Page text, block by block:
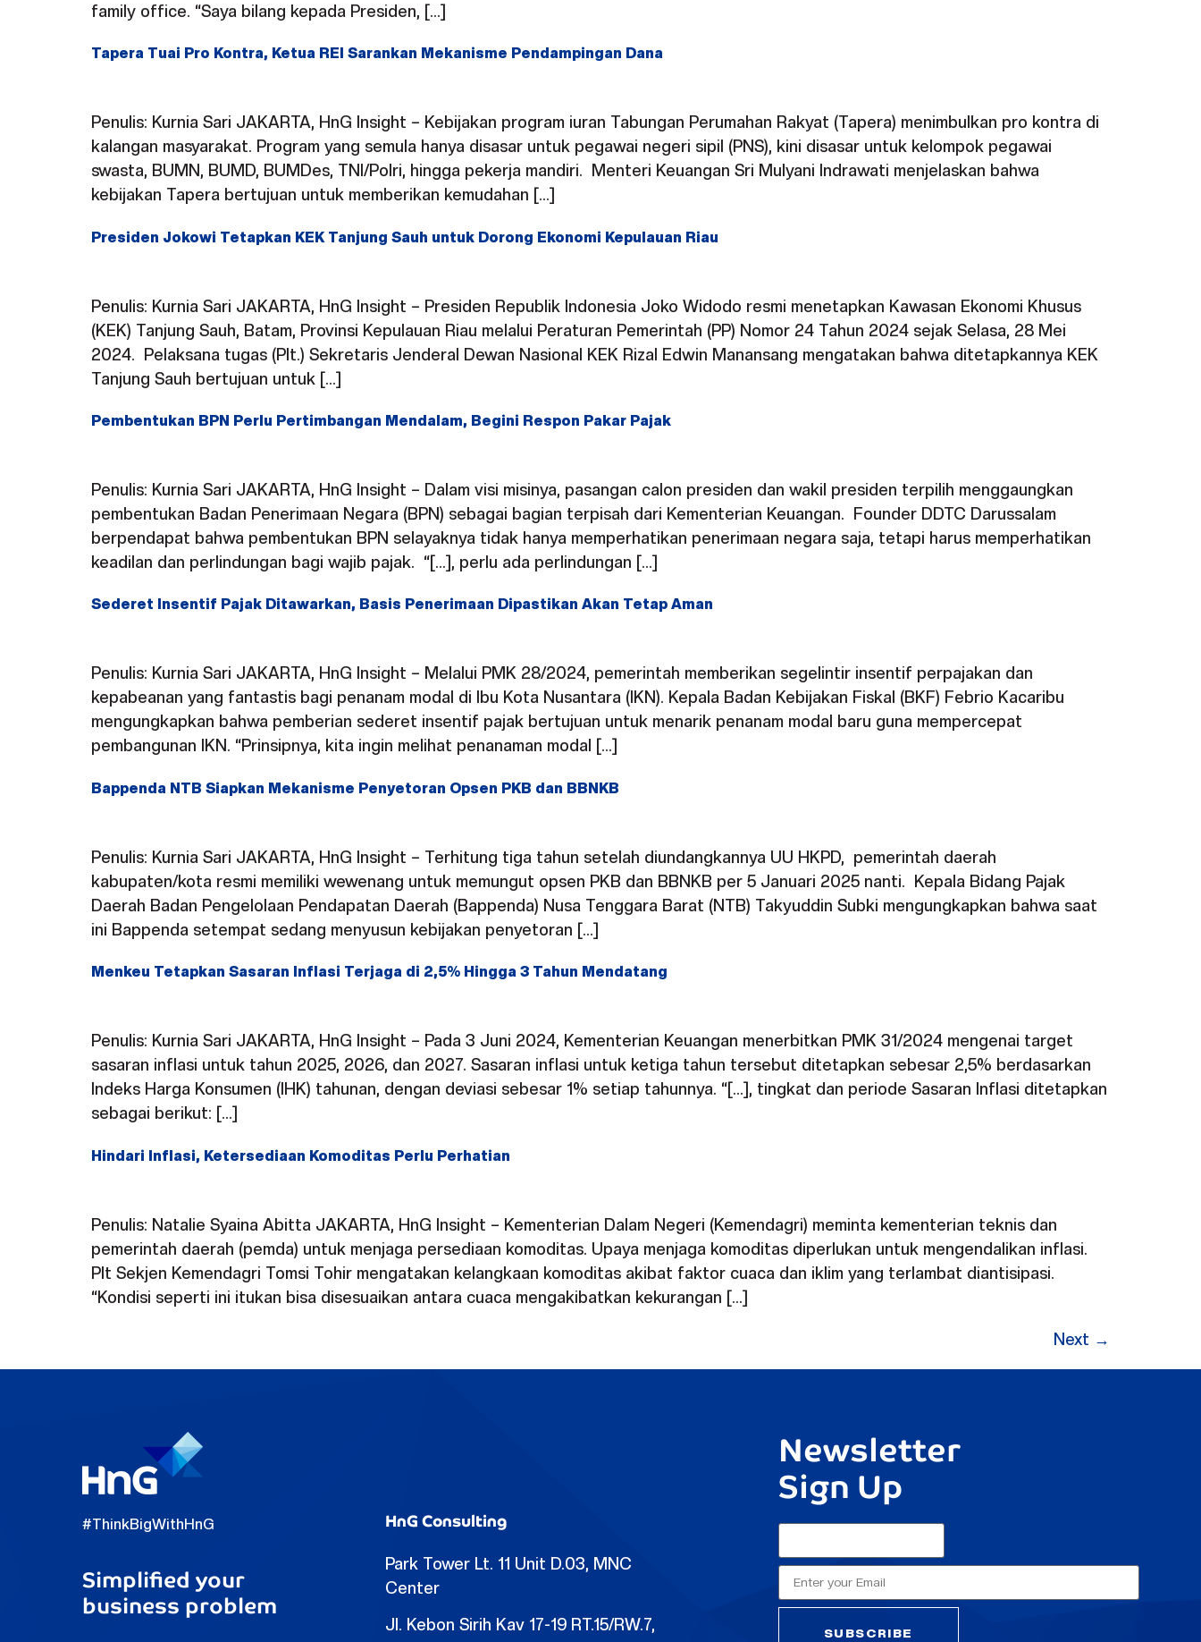
family office. “Saya bilang kepada Presiden, […]
Tapera Tuai Pro Kontra, Ketua REI Sarankan Mekanisme Pendampingan Dana
Penulis: Kurnia Sari JAKARTA, HnG Insight – Kebijakan program iuran Tabungan Perumahan Rakyat (Tapera) menimbulkan pro kontra di
kalangan masyarakat. Program yang semula hanya disasar untuk pegawai negeri sipil (PNS), kini disasar untuk kelompok pegawai
swasta, BUMN, BUMD, BUMDes, TNI/Polri, hingga pekerja mandiri. Menteri Keuangan Sri Mulyani Indrawati menjelaskan bahwa
kebijakan Tapera bertujuan untuk memberikan kemudahan […]
Presiden Jokowi Tetapkan KEK Tanjung Sauh untuk Dorong Ekonomi Kepulauan Riau
Penulis: Kurnia Sari JAKARTA, HnG Insight – Presiden Republik Indonesia Joko Widodo resmi menetapkan Kawasan Ekonomi Khusus
(KEK) Tanjung Sauh, Batam, Provinsi Kepulauan Riau melalui Peraturan Pemerintah (PP) Nomor 24 Tahun 2024 sejak Selasa, 28 Mei
2024. Pelaksana tugas (Plt.) Sekretaris Jenderal Dewan Nasional KEK Rizal Edwin Manansang mengatakan bahwa ditetapkannya KEK
Tanjung Sauh bertujuan untuk […]
Pembentukan BPN Perlu Pertimbangan Mendalam, Begini Respon Pakar Pajak
Penulis: Kurnia Sari JAKARTA, HnG Insight – Dalam visi misinya, pasangan calon presiden dan wakil presiden terpilih menggaungkan
pembentukan Badan Penerimaan Negara (BPN) sebagai bagian terpisah dari Kementerian Keuangan. Founder DDTC Darussalam
berpendapat bahwa pembentukan BPN selayaknya tidak hanya memperhatikan penerimaan negara saja, tetapi harus memperhatikan
keadilan dan perlindungan bagi wajib pajak. “[…], perlu ada perlindungan […]
Sederet Insentif Pajak Ditawarkan, Basis Penerimaan Dipastikan Akan Tetap Aman
Penulis: Kurnia Sari JAKARTA, HnG Insight – Melalui PMK 28/2024, pemerintah memberikan segelintir insentif perpajakan dan
kepabeanan yang fantastis bagi penanam modal di Ibu Kota Nusantara (IKN). Kepala Badan Kebijakan Fiskal (BKF) Febrio Kacaribu
mengungkapkan bahwa pemberian sederet insentif pajak bertujuan untuk menarik penanam modal baru guna mempercepat
pembangunan IKN. “Prinsipnya, kita ingin melihat penanaman modal […]
Bappenda NTB Siapkan Mekanisme Penyetoran Opsen PKB dan BBNKB
Penulis: Kurnia Sari JAKARTA, HnG Insight – Terhitung tiga tahun setelah diundangkannya UU HKPD, pemerintah daerah
kabupaten/kota resmi memiliki wewenang untuk memungut opsen PKB dan BBNKB per 5 Januari 2025 nanti. Kepala Bidang Pajak
Daerah Badan Pengelolaan Pendapatan Daerah (Bappenda) Nusa Tenggara Barat (NTB) Takyuddin Subki mengungkapkan bahwa saat
ini Bappenda setempat sedang menyusun kebijakan penyetoran […]
Menkeu Tetapkan Sasaran Inflasi Terjaga di 2,5% Hingga 3 Tahun Mendatang
Penulis: Kurnia Sari JAKARTA, HnG Insight – Pada 3 Juni 2024, Kementerian Keuangan menerbitkan PMK 31/2024 mengenai target
sasaran inflasi untuk tahun 2025, 2026, dan 2027. Sasaran inflasi untuk ketiga tahun tersebut ditetapkan sebesar 2,5% berdasarkan
Indeks Harga Konsumen (IHK) tahunan, dengan deviasi sebesar 1% setiap tahunnya. “[…], tingkat dan periode Sasaran Inflasi ditetapkan
sebagai berikut: […]
Hindari Inflasi, Ketersediaan Komoditas Perlu Perhatian
Penulis: Natalie Syaina Abitta JAKARTA, HnG Insight – Kementerian Dalam Negeri (Kemendagri) meminta kementerian teknis dan
pemerintah daerah (pemda) untuk menjaga persediaan komoditas. Upaya menjaga komoditas diperlukan untuk mengendalikan inflasi.
Plt Sekjen Kemendagri Tomsi Tohir mengatakan kelangkaan komoditas akibat faktor cuaca dan iklim yang terlambat diantisipasi.
“Kondisi seperti ini itukan bisa disesuaikan antara cuaca mengakibatkan kekurangan […]
Next →
#ThinkBigWithHnG
Simplified your
business problem
HnG Consulting
Park Tower Lt. 11 Unit D.03, MNC
Center
Jl. Kebon Sirih Kav 17-19 RT.15/RW.7,
Newsletter
Sign Up